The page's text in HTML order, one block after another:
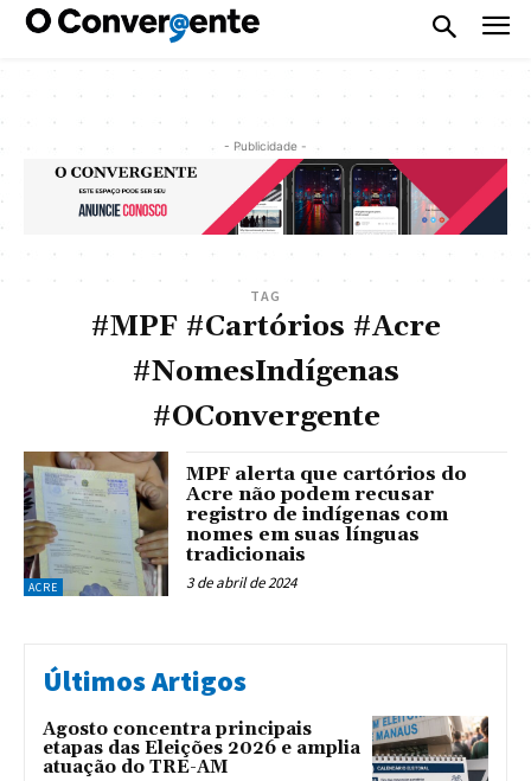
- Publicidade -
TAG
#MPF #Cartórios #Acre
#NomesIndígenas
#OConvergente
ACRE
MPF alerta que cartórios do
Acre não podem recusar
registro de indígenas com
nomes em suas línguas
tradicionais
3 de abril de 2024
Últimos Artigos
Agosto concentra principais
etapas das Eleições 2026 e amplia
atuação do TRE-AM